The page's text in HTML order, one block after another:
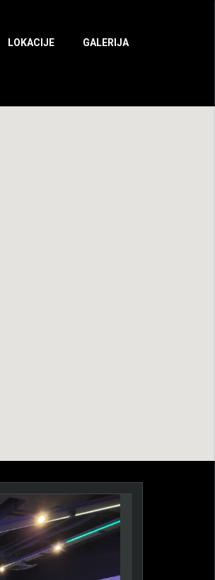
LOKACIJE GALERIJA